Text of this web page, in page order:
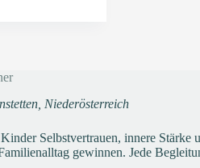
Niederösterreich
Selbstvertrauen, innere Stärke
gewinnen. Jede